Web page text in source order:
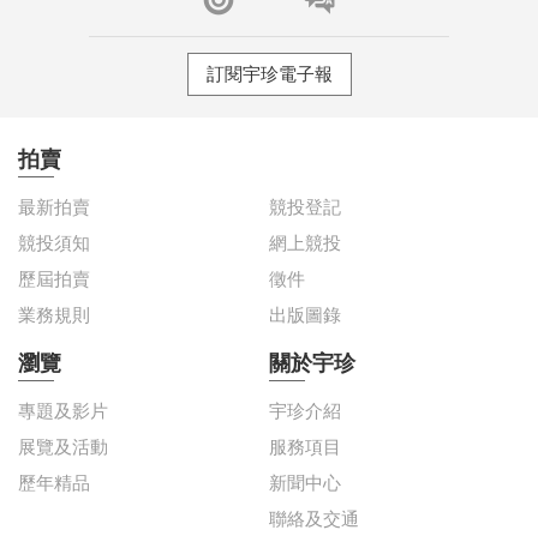
訂閱宇珍電子報
拍賣
競投須知
網上競投
歷屆拍賣
徵件
業務規則
出版圖錄
瀏覽 關於宇珍